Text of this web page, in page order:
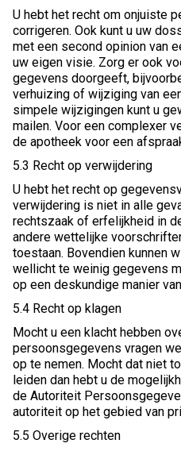
U hebt het recht om onjuiste
corrigeren. Ook kunt u uw
met een second opinion van
uw eigen visie. Zorg er ook
gegevens doorgeeft,
verhuizing of wijziging van
simpele wijzigingen kunt u
mailen. Voor een complexer
de apotheek voor een
5.3 Recht op verwijdering
U hebt het recht op
verwijdering is niet in alle
rechtszaak of erfelijkheid in
andere wettelijke
toestaan. Bovendien kunnen
wellicht te weinig gegevens
op een deskundige manier
5.4 Recht op klagen
Mocht u een klacht hebben
persoonsgegevens vragen
op te nemen. Mocht dat niet
leiden dan hebt u de
de Autoriteit
autoriteit op het gebied van
5.5 Overige rechten